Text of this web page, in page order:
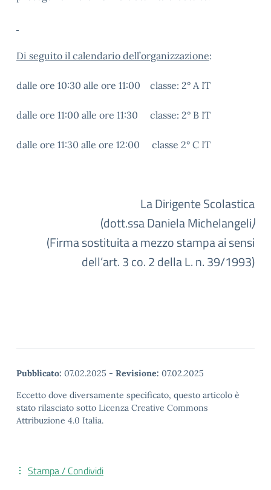
Di seguito il calendario dell’organizzazione:
dalle ore 10:30 alle ore 11:00 classe: 2° A IT
dalle ore 11:00 alle ore 11:30 classe: 2° B IT
dalle ore 11:30 alle ore 12:00 classe 2° C IT
La Dirigente Scolastica
(dott.ssa Daniela Michelangeli)
(Firma sostituita a mezzo stampa ai sensi
dell’art. 3 co. 2 della L. n. 39/1993)
Pubblicato: 07.02.2025 - Revisione: 07.02.2025
Eccetto dove diversamente specificato, questo articolo è
stato rilasciato sotto Licenza Creative Commons
Attribuzione 4.0 Italia.
Stampa / Condividi